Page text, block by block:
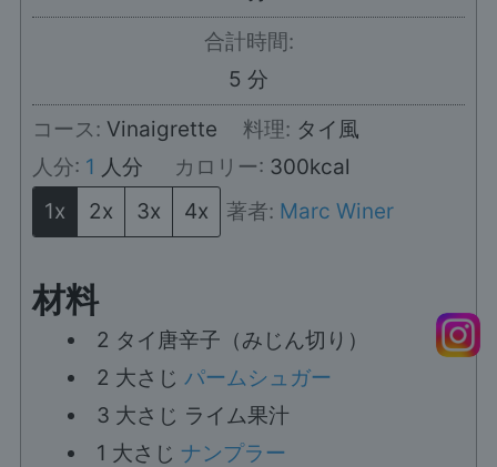
合計時間:
5 分
分
コース: Vinaigrette 料理: タイ風
人分: 1 人分 カロリー: 300kcal
1x
2x 3x 4x 著者: Marc Winer
材料
2 タイ唐辛子（みじん切り）
2 大さじ パームシュガー
3 大さじ ライム果汁
1 大さじ ナンプラー